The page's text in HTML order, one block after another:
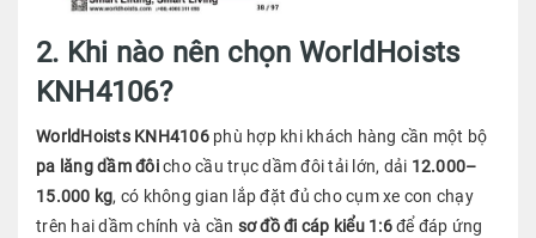
2. Khi nào nên chọn WorldHoists
KNH4106?
WorldHoists KNH4106phù hợp khi khách hàng cần một bộ
pa lăng dầm đôicho cầu trục dầm đôi tải lớn, dải 12.000–
15.000 kg, có không gian lắp đặt đủ cho cụm xe con chạy
trên hai dầm chính và cần sơ đồ đi cáp kiểu 1:6để đáp ứng